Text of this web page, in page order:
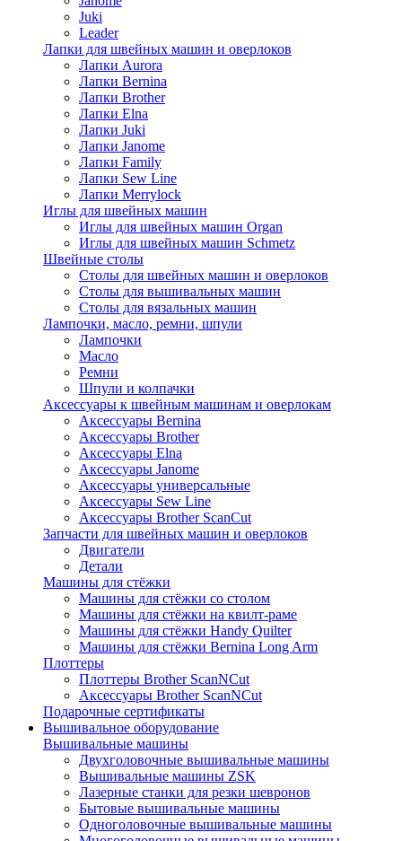
Juki
Leader
Лапки для швейных машин и оверлоков
Лапки Aurora
Лапки Bernina
Лапки Brother
Лапки Elna
Лапки Juki
Лапки Janome
Лапки Family
Лапки Sew Line
Лапки Merrylock
Иглы для швейных машин
Иглы для швейных машин Organ
Иглы для швейных машин Schmetz
Швейные столы
Столы для швейных машин и оверлоков
Столы для вышивальных машин
Столы для вязальных машин
Лампочки, масло, ремни, шпули
Лампочки
Масло
Ремни
Шпули и колпачки
Аксессуары к швейным машинам и оверлокам
Аксессуары Bernina
Аксессуары Brother
Аксессуары Elna
Аксессуары Janome
Аксессуары универсальные
Аксессуары Sew Line
Аксессуары Brother ScanCut
Запчасти для швейных машин и оверлоков
Двигатели
Детали
Машины для стёжки
Машины для стёжки со столом
Машины для стёжки на квилт-раме
Машины для стёжки Handy Quilter
Машины для стёжки Bernina Long Arm
Плоттеры
Плоттеры Brother ScanNCut
Аксессуары Brother ScanNCut
Подарочные сертификаты
Вышивальное оборудование
Вышивальные машины
Двухголовочные вышивальные машины
Вышивальные машины ZSK
Лазерные станки для резки шевронов
Бытовые вышивальные машины
Одноголовочные вышивальные машины